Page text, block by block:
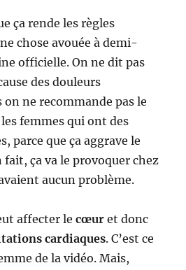
ça rende les règles
chose avouée à demi-
officielle. On ne dit pas
des douleurs
ne recommande pas le
femmes qui ont des
parce que ça aggrave le
fait, ça va le provoquer chez
aucun problème.
affecter lecœur et donc
cardiaques. C’est ce
de la vidéo. Mais,